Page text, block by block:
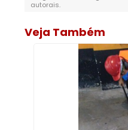
autorais.
Veja Também